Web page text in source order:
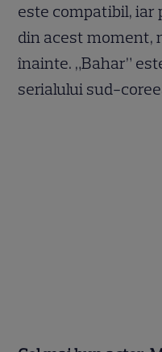
este compatibil, iar
din acest moment,
înainte. „Bahar”
serialului sud-